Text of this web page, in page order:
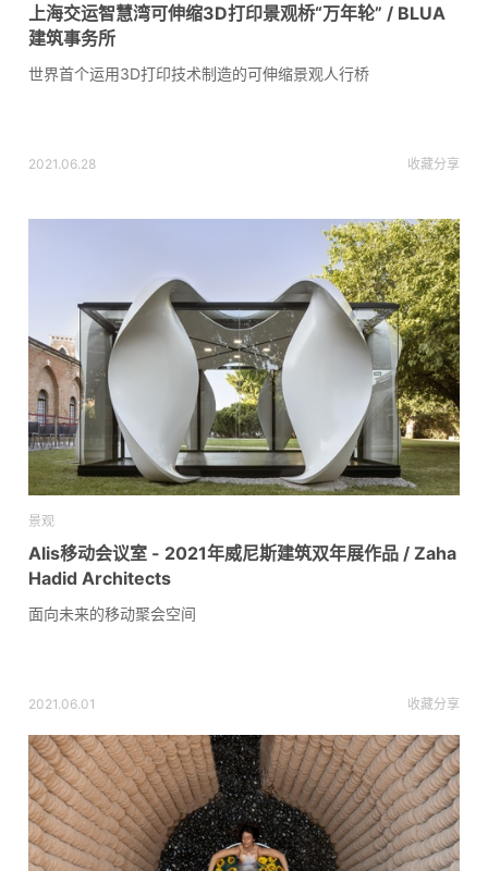
上海交运智慧湾可伸缩3D打印景观桥“万年轮” / BLUA
建筑事务所
世界首个运用3D打印技术制造的可伸缩景观人行桥
2021.06.28 收藏分享
景观
Alis移动会议室 - 2021年威尼斯建筑双年展作品 / Zaha
Hadid Architects
面向未来的移动聚会空间
2021.06.01 收藏分享